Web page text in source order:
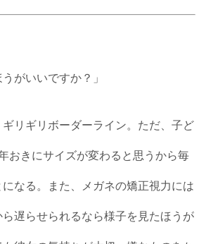
がいいですか？」
リギリボーダーライン。ただ、子ど
おきにサイズが変わると思うから毎
なる。また、メガネの矯正視力には
遅らせられるなら様子を見たほうが